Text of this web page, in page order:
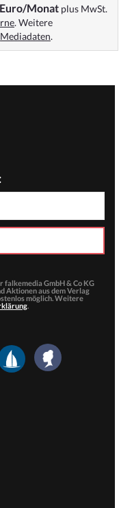
Monat plus MwSt.
. Weitere
Mediadaten.
falkemedia GmbH & Co KG
Aktionen aus dem Verlag
möglich. Weitere
.